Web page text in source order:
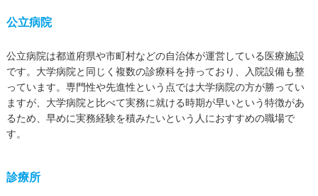
公立病院
公立病院は都道府県や市町村などの自治体が運営している医療施設
です。大学病院と同じく複数の診療科を持っており、入院設備も整
っています。専門性や先進性という点では大学病院の方が勝ってい
ますが、大学病院と比べて実務に就ける時期が早いという特徴があ
るため、早めに実務経験を積みたいという人におすすめの職場で
す。
診療所